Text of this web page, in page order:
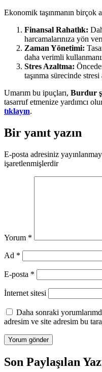
Ekonomik taşınmanın birçok
Finansal Rahatlık:
harcamalarınıza yön
Zaman Yönetimi:
daha verimli
Stres Azaltma:
taşınma sürecinde stresi
Umarım bu ipuçları, Burdur
tasarruf etmenize yardımcı
tıklayın.
Bir yanıt yazın
E-posta adresiniz
işaretlenmişlerdir
Yorum *
Ad *
E-posta *
İnternet sitesi
Daha sonraki
adresim ve site adresim bu
Son Paylaşılan